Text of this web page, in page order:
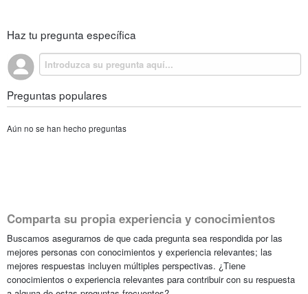
Haz tu pregunta específica
Preguntas populares
Aún no se han hecho preguntas
Comparta su propia experiencia y conocimientos
Buscamos asegurarnos de que cada pregunta sea respondida por las
mejores personas con conocimientos y experiencia relevantes; las
mejores respuestas incluyen múltiples perspectivas. ¿Tiene
conocimientos o experiencia relevantes para contribuir con su respuesta